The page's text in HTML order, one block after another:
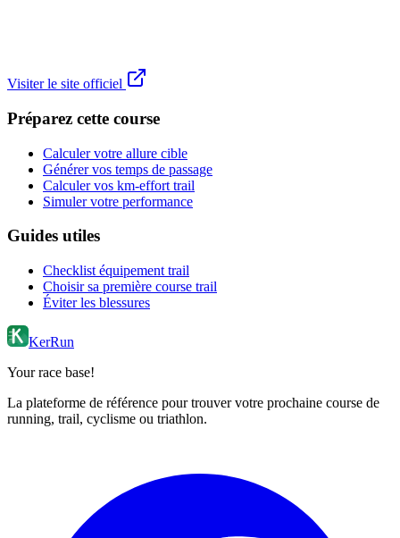
Visiter le site officiel
Préparez cette course
Calculer votre allure cible
Générer vos temps de passage
Calculer vos km-effort trail
Simuler votre performance
Guides utiles
Checklist équipement trail
Choisir sa première course trail
Éviter les blessures
KerRun
Your race base!
La plateforme de référence pour trouver votre prochaine course de
running, trail, cyclisme ou triathlon.